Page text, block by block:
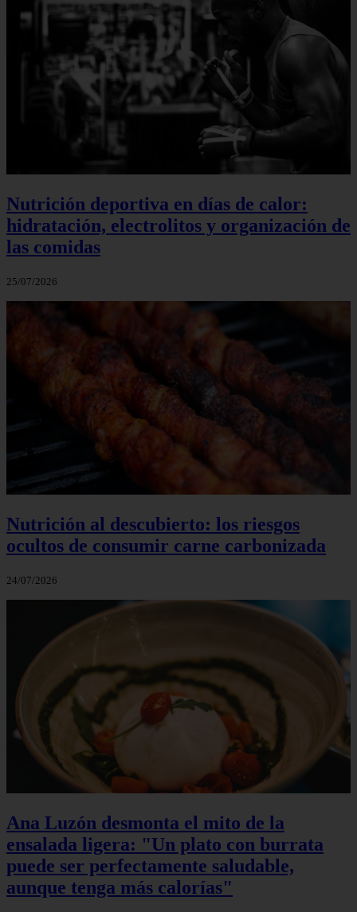
Nutrición deportiva en días de calor:
hidratación, electrolitos y organización de
las comidas
25/07/2026
Nutrición al descubierto: los riesgos
ocultos de consumir carne carbonizada
24/07/2026
Ana Luzón desmonta el mito de la
ensalada ligera: "Un plato con burrata
puede ser perfectamente saludable,
aunque tenga más calorías"